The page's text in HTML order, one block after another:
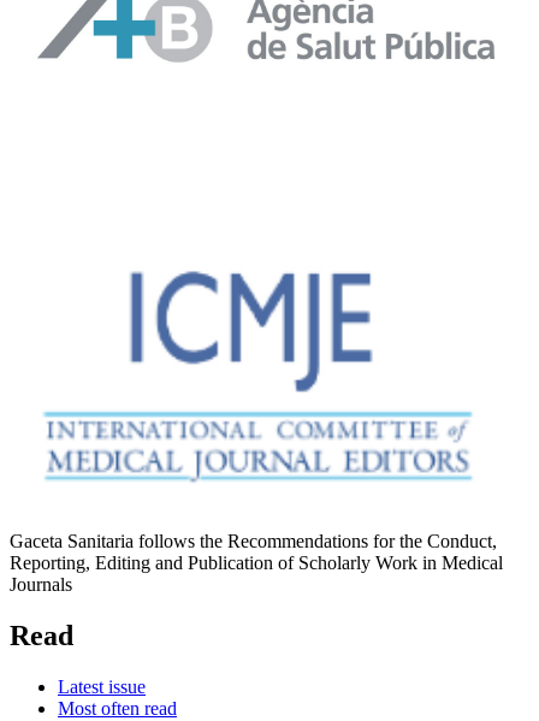
Gaceta Sanitaria follows the Recommendations for the Conduct,
Reporting, Editing and Publication of Scholarly Work in Medical
Journals
Read
Latest issue
Most often read